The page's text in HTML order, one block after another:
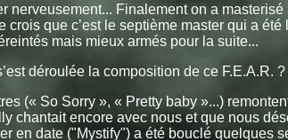
nerveusement... Finalement on a
crois que c’est le septième master qui a été
mais mieux armés pour la suite...
déroulée la composition de ce F.E.A.R. ?
(« So Sorry », « Pretty baby »...)
chantait encore avec nous et que nous
en date ("Mystify") a été bouclé quelques